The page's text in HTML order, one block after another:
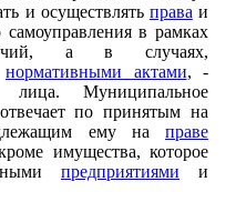
и осуществлять права и
самоуправления в рамках
а в случаях,
нормативными актами, -
Муниципальное
отвечает по принятым на
ему направе
имущества, которое
предприятиями и